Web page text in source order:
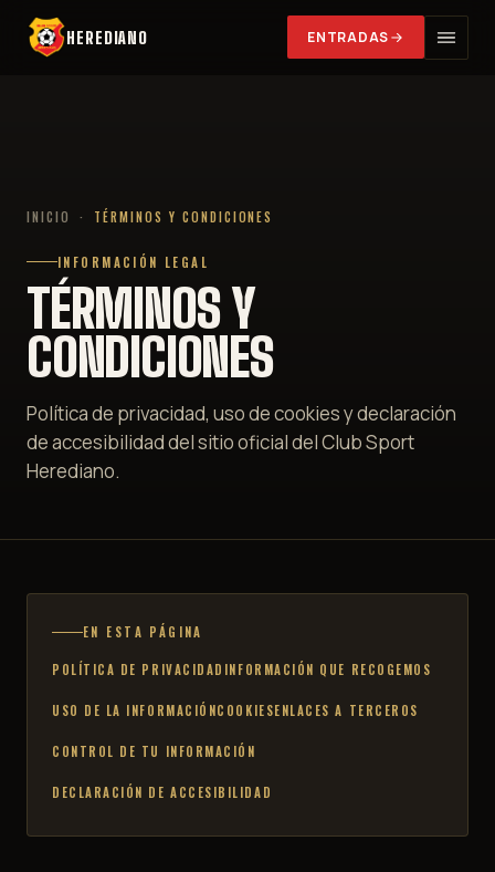
HEREDIANO ENTRADAS
INICIO · TÉRMINOS Y CONDICIONES
INFORMACIÓN LEGAL
TÉRMINOS Y
CONDICIONES
Política de privacidad, uso de cookies y declaración
de accesibilidad del sitio oficial del Club Sport
Herediano.
EN ESTA PÁGINA
POLÍTICA DE PRIVACIDAD INFORMACIÓN QUE RECOGEMOS
USO DE LA INFORMACIÓNCOOKIESENLACES A TERCEROS
CONTROL DE TU INFORMACIÓN
DECLARACIÓN DE ACCESIBILIDAD